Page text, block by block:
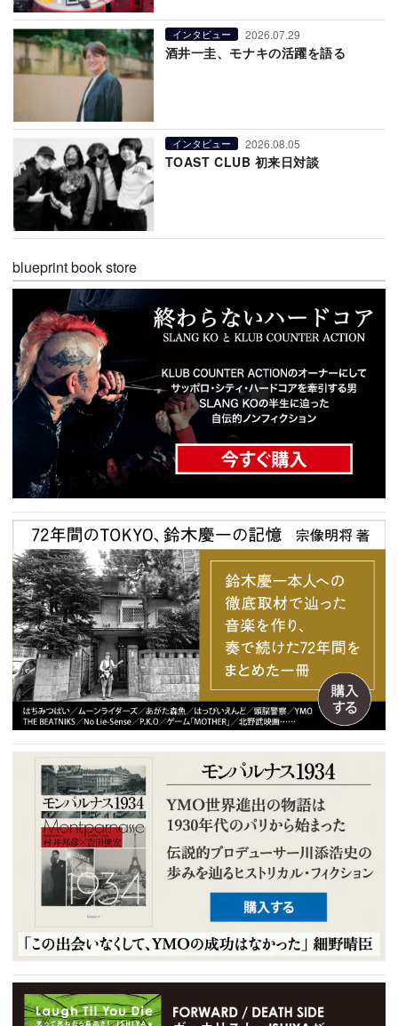
インタビュー 2026.07.29
酒井一圭、モナキの活躍を語る
インタビュー 2026.08.05
TOAST CLUB 初来日対談
blueprint book store